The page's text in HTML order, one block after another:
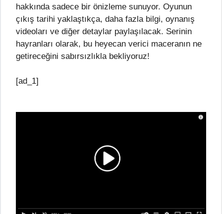
hakkında sadece bir önizleme sunuyor. Oyunun
çıkış tarihi yaklaştıkça, daha fazla bilgi, oynanış
videoları ve diğer detaylar paylaşılacak. Serinin
hayranları olarak, bu heyecan verici maceranın ne
getireceğini sabırsızlıkla bekliyoruz!
[ad_1]